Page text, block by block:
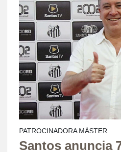
PATROCINADORA MÁSTER
Santos anuncia